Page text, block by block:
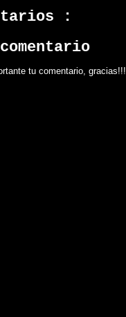
:
tu comentario, gracias!!!